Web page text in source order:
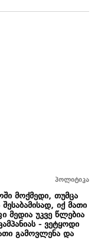
პოლიტიკა
მოქმედი, თუმცა
იქ მათი
მედია უკვე წლებია
- ვეტყოდი
გამოვლენა და